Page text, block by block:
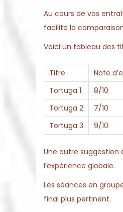
Au cours de vos
facilite la
Voici un tableau des
Titre Note
Tortuga 1
8/10
Tortuga 2
7/10
Tortuga 3
9/10
Une autre suggestion
l’expérience globale.
Les séances en
final plus pertinent.